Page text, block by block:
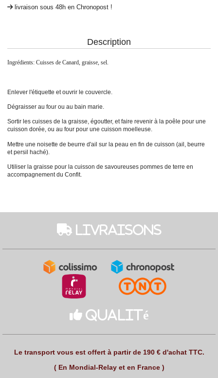
livraison sous 48h en Chronopost !
Description
Ingrédients: Cuisses de Canard, graisse, sel.
Enlever l'étiquette et ouvrir le couvercle.
Dégraisser au four ou au bain marie.
Sortir les cuisses de la graisse, égoutter, et faire revenir à la poêle pour une
cuisson dorée, ou au four pour une cuisson moelleuse.
Mettre une noisette de beurre d'ail sur la peau en fin de cuisson (ail, beurre
et persil haché).
Utiliser la graisse pour la cuisson de savoureuses pommes de terre en
accompagnement du Confit.
 Livraisons
Qualité
Le transport vous est offert à partir de 190 € d'achat TTC.
( En Mondial-Relay et en France )